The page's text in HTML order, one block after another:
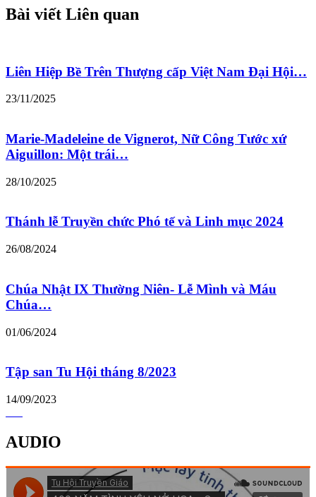
Bài viết Liên quan
Liên Hiệp Bề Trên Thượng cấp Việt Nam Đại Hội…
23/11/2025
Marie-Madeleine de Vignerot, Nữ Công Tước xứ
Aiguillon: Một trái…
28/10/2025
Thánh lễ Truyền chức Phó tế và Linh mục 2024
26/08/2024
Chúa Nhật IX Thường Niên- Lễ Mình và Máu
Chúa…
01/06/2024
Tập san Tu Hội tháng 8/2023
14/09/2023
AUDIO